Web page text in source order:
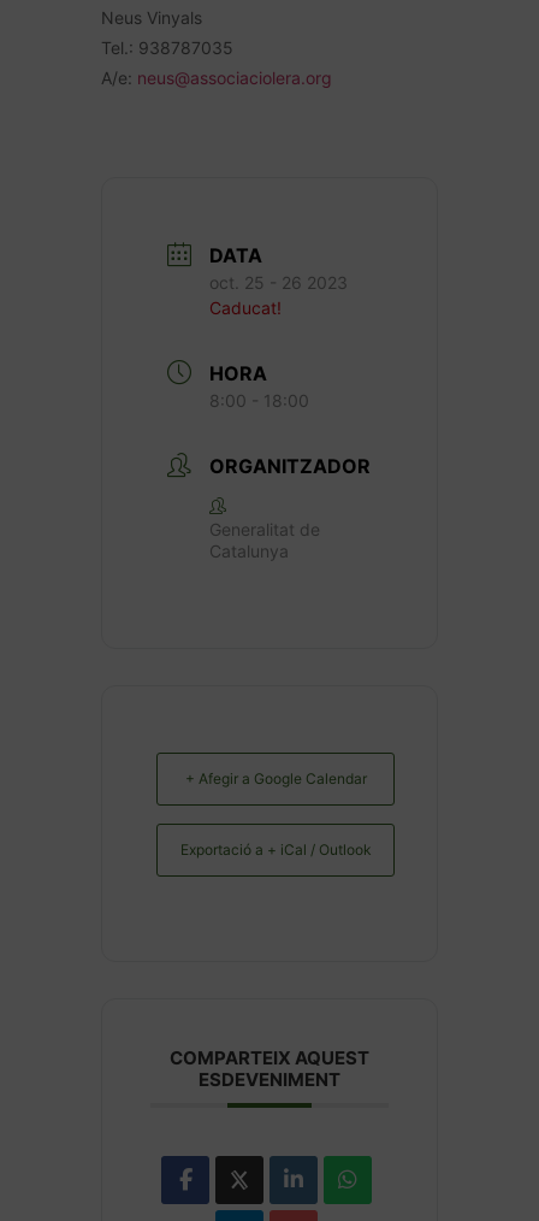
Neus Vinyals
Tel.: 938787035
A/e: neus@associaciolera.org
DATA
oct. 25 - 26 2023
Caducat!
HORA
8:00 - 18:00
ORGANITZADOR
Generalitat de
Catalunya
+ Afegir a Google Calendar
Exportació a + iCal / Outlook
COMPARTEIX AQUEST
ESDEVENIMENT